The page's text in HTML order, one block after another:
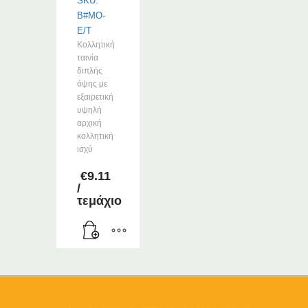
B#MO-
E/T
Κολλητική
ταινία
διπλής
όψης με
εξαιρετική
υψηλή
αρχική
κολλητική
ισχύ
€9.11
/
τεμάχιο